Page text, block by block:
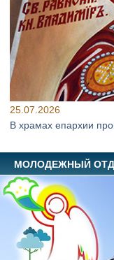
25.07.2026
В храмах епархии
МОЛОДЕЖНЫЙ